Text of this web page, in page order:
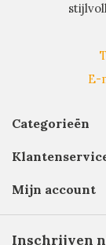
E-
Categorieën
Mijn account
Inschrijven